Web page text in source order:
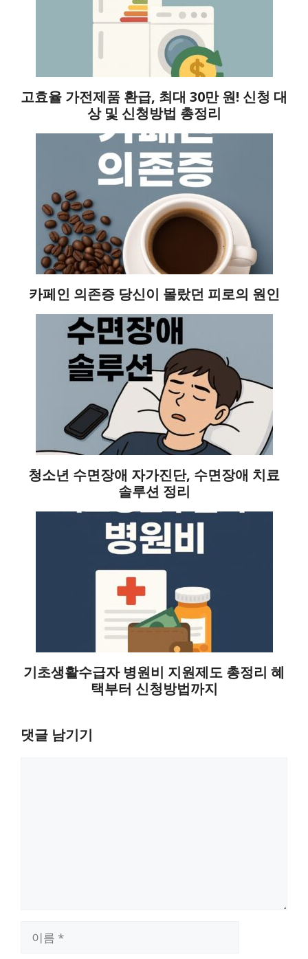
고효율 가전제품 환급, 최대 30만 원! 신청 대
상 및 신청방법 총정리
카페인 의존증 당신이 몰랐던 피로의 원인
청소년 수면장애 자가진단, 수면장애 치료
솔루션 정리
기초생활수급자 병원비 지원제도 총정리 혜
택부터 신청방법까지
댓글 남기기